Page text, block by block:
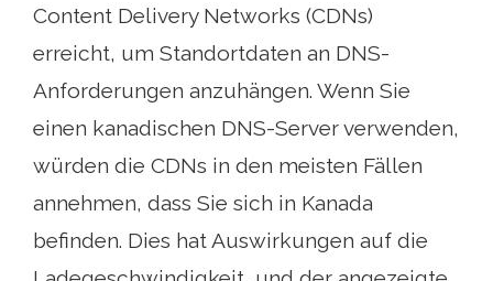
Content Delivery Networks (CDNs)
erreicht, um Standortdaten an DNS-
Anforderungen anzuhängen. Wenn Sie
einen kanadischen DNS-Server verwenden,
würden die CDNs in den meisten Fällen
annehmen, dass Sie sich in Kanada
befinden. Dies hat Auswirkungen auf die